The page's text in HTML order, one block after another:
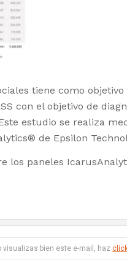
tiene como
con el objetivo de
estudio se realiza
de Epsilon
los paneles
visualizas bien este e-mail, haz